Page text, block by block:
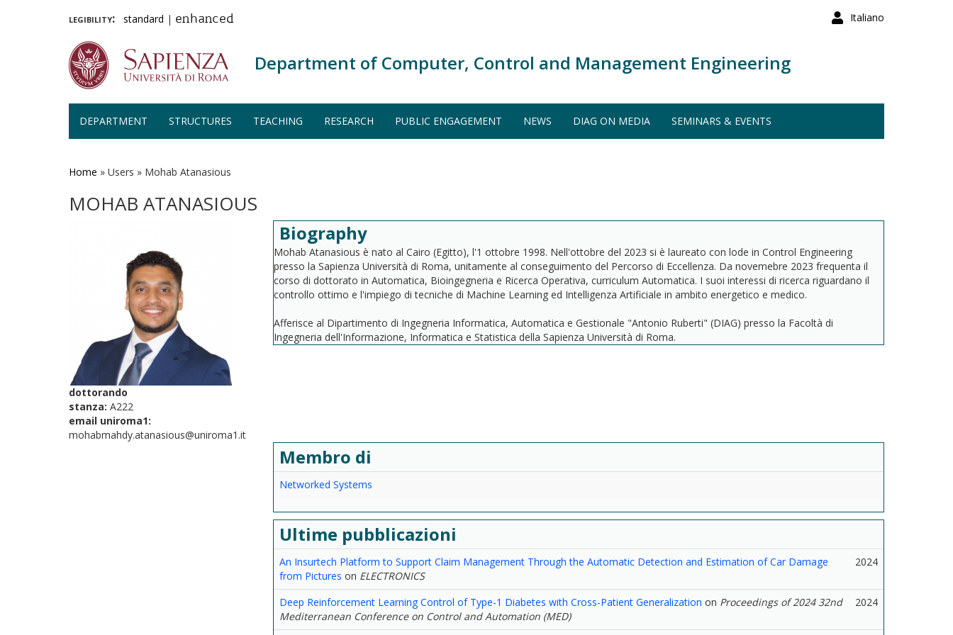
Italiano
legibility: standard | enhanced
Department of Computer, Control and Management Engineering
DEPARTMENT STRUCTURES TEACHING RESEARCH PUBLIC ENGAGEMENT NEWS DIAG ON MEDIA SEMINARS & EVENTS
Home » Users » Mohab Atanasious
MOHAB ATANASIOUS
dottorando
stanza: A222
email uniroma1:
mohabmahdy.atanasious@uniroma1.it
Biography
Mohab Atanasious è nato al Cairo (Egitto), l'1 ottobre 1998. Nell'ottobre del 2023 si è laureato con lode in Control Engineering
presso la Sapienza Università di Roma, unitamente al conseguimento del Percorso di Eccellenza. Da novemebre 2023 frequenta il
corso di dottorato in Automatica, Bioingegneria e Ricerca Operativa, curriculum Automatica. I suoi interessi di ricerca riguardano il
controllo ottimo e l'impiego di tecniche di Machine Learning ed Intelligenza Artificiale in ambito energetico e medico.
Afferisce al Dipartimento di Ingegneria Informatica, Automatica e Gestionale "Antonio Ruberti" (DIAG) presso la Facoltà di
Ingegneria dell'Informazione, Informatica e Statistica della Sapienza Università di Roma.
Membro di
Networked Systems
Ultime pubblicazioni
An Insurtech Platform to Support Claim Management Through the Automatic Detection and Estimation of Car Damage
from Pictures on ELECTRONICS
2024
Deep Reinforcement Learning Control of Type-1 Diabetes with Cross-Patient Generalization on Proceedings of 2024 32nd
Mediterranean Conference on Control and Automation (MED)
2024